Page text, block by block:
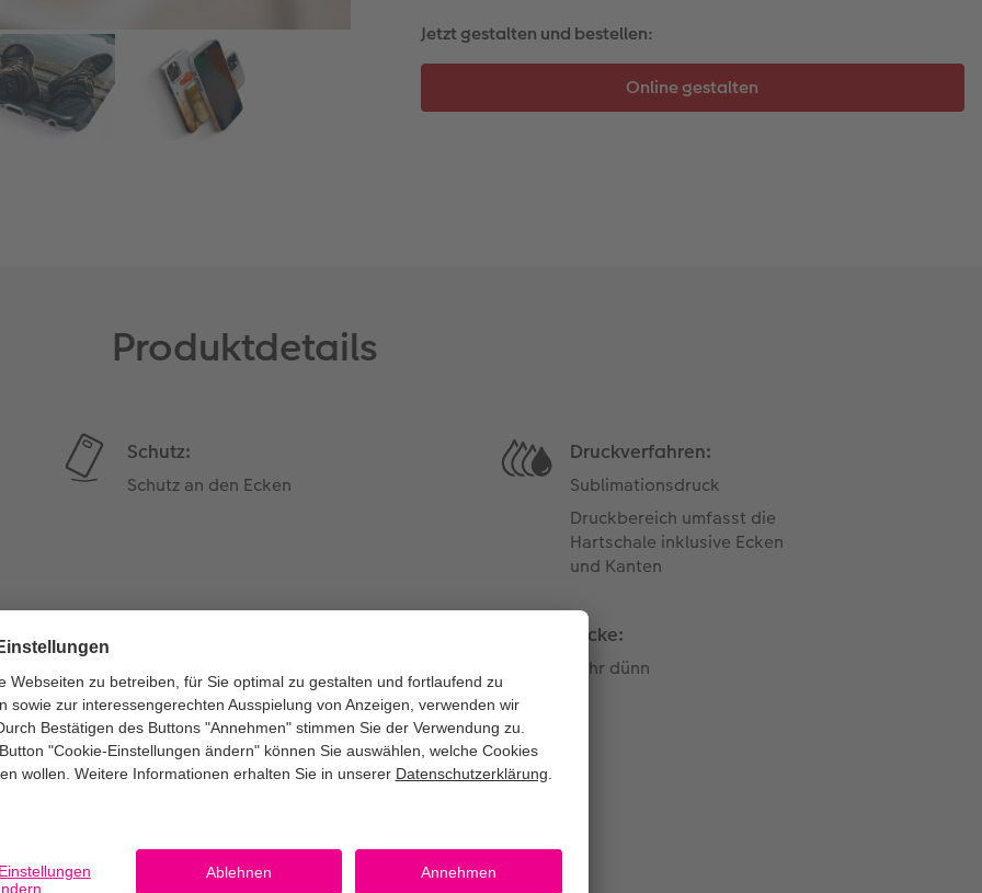
Jetzt gestalten und bestellen:
Produktdetails
Schutz:
Schutz an den Ecken
Druckverfahren:
Sublimationsdruck
Druckbereich umfasst die
Hartschale inklusive Ecken
und Kanten
Dicke:
sehr dünn